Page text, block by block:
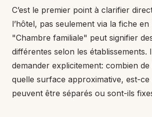
C’est le premier point à clarifier
l’hôtel, pas seulement via la fiche en
"Chambre familiale" peut signifier
différentes selon les établissements.
demander explicitement: combien de
quelle surface approximative, est-ce
peuvent être séparés ou sont-ils